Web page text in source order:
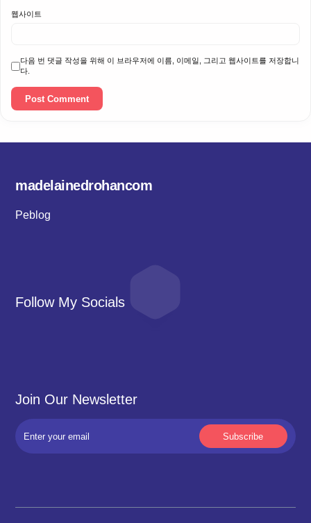
웹사이트
다음 번 댓글 작성을 위해 이 브라우저에 이름, 이메일, 그리고 웹사이트를 저장합니
다.
madelainedrohancom
Peblog
Follow My Socials
Join Our Newsletter